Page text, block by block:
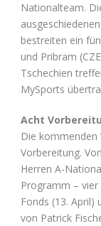
Nationalteam.
bestreiten ein
und Pribram
Tschechien
MySports
Acht
Die kommenden
Vorbereitung.
Herren A-
Programm – vier
Fonds (13. April)
von Patrick